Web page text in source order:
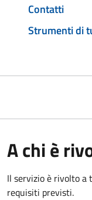
Contatti
Strumenti di
A chi è
Il servizio è rivolto a
requisiti previsti.